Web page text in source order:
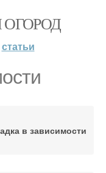
статьи
в зависимости